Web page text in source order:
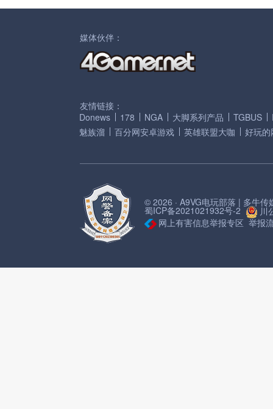
媒体伙伴：
友情链接：
Donews
178 NGA 大脚系列产品 TGBUS
魅族溜
百分网安卓游戏 英雄联盟大咖 好玩的
© 2026 · A9VG电玩部落 | 多牛传
蜀ICP备2021021932号-2
川
网上有害信息举报专区 举报